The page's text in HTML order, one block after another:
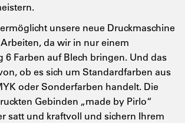
unsere neue Druckmaschine
da wir in nur einem
6 Farben auf Blech bringen. Und das
ob es sich um Standardfarben aus
oder Sonderfarben handelt. Die
Gebinden „made by Pirlo“
satt und kraftvoll und sichern Ihrem